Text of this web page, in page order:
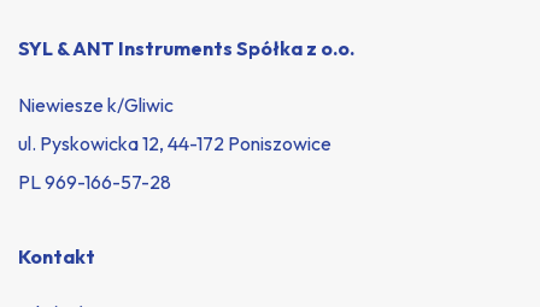
SYL & ANT Instruments Spółka z o.o.
Niewiesze k/Gliwic
ul. Pyskowicka 12, 44-172 Poniszowice
PL 969-166-57-28
Kontakt